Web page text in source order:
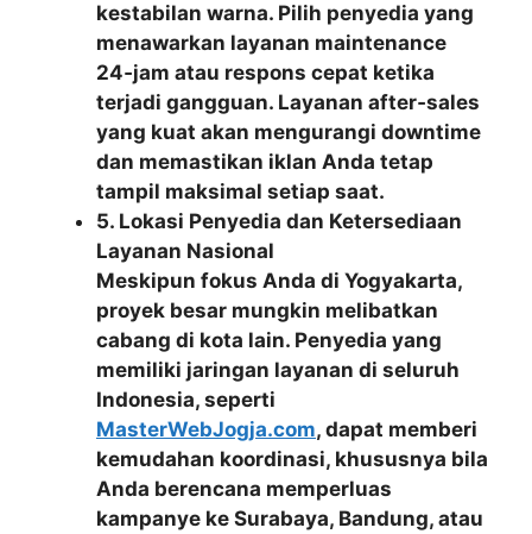
kestabilan warna. Pilih penyedia yang
menawarkan layanan maintenance
24‑jam atau respons cepat ketika
terjadi gangguan. Layanan after‑sales
yang kuat akan mengurangi downtime
dan memastikan iklan Anda tetap
tampil maksimal setiap saat.
5. Lokasi Penyedia dan Ketersediaan
Layanan Nasional
Meskipun fokus Anda di Yogyakarta,
proyek besar mungkin melibatkan
cabang di kota lain. Penyedia yang
memiliki jaringan layanan di seluruh
Indonesia, seperti
MasterWebJogja.com, dapat memberi
kemudahan koordinasi, khususnya bila
Anda berencana memperluas
kampanye ke Surabaya, Bandung, atau